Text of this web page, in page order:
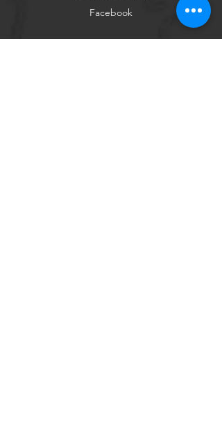
Facebook